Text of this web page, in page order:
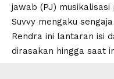
jawab (PJ) musikalisasi
Suvvy mengaku
Rendra ini lantaran isi
dirasakan hingga saat